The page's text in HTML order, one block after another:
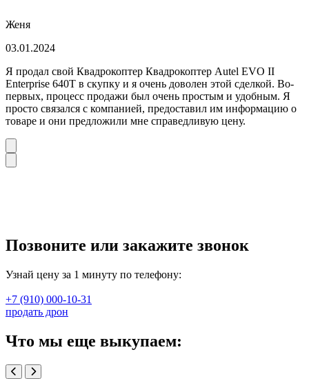
Женя
03.01.2024
Я продал свой Квадрокоптер Квадрокоптер Autel EVO II
Enterprise 640T в скупку и я очень доволен этой сделкой. Во-
первых, процесс продажи был очень простым и удобным. Я
просто связался с компанией, предоставил им информацию о
товаре и они предложили мне справедливую цену.
Позвоните или закажите звонок
Узнай цену за 1 минуту по телефону:
+7 (910) 000-10-31
продать дрон
Что мы еще выкупаем: